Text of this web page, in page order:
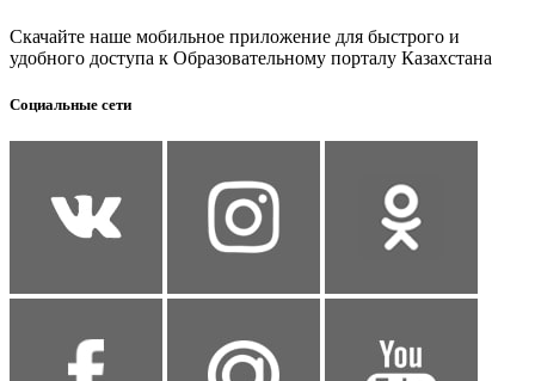
Скачайте наше мобильное приложение для быстрого и
удобного доступа к Образовательному порталу Казахстана
Социальные сети